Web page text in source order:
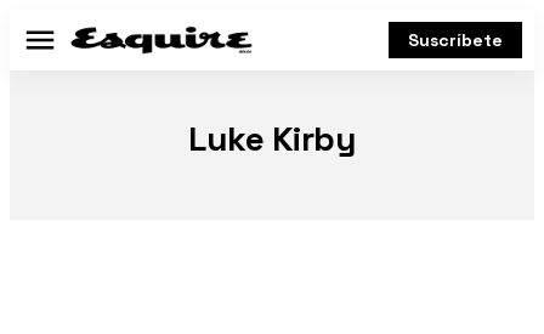
Menú Suscríbete
Luke Kirby